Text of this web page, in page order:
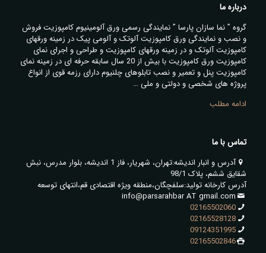
درباره ما
گروه ” نما سازان پارسا ” نمایندگی رسمی ورق آلومینیوم کامپوزیت فروش
و نصب و نمایندگی ورق کامپوزیت آلوتک و آلومی پیک در زمینه ورقهای
کامپوزیت آلوتک و در زمینه ورقهای کامپوزیت و طراحی و اجرای نمای
کامپوزیت ورق کامپوزیت با بیش از 20 سال سابقه حرفه ای در زمینه نمای
کامپوزیت پنل و تعمیر و نصب تابلوهای چلنیوم دارای رزمه قوی از انواع
پروژه های شخصی و دولتی و ملی …
ادامه مطلب
تماس با ما
آدرس و انبار اندیشه:تهران، شهریار، فاز 1 اندیشه، بلوار مدرس، نبش
شقایق ششم، پلاک 98/1
آدرس کارخانه تولید:سلفچگان،منطقه ویژه اقتصادی قم،انتهای توسعه
info@parsarahbar AT gmail.com
02165502060
02165528128
09124351995
02165502846